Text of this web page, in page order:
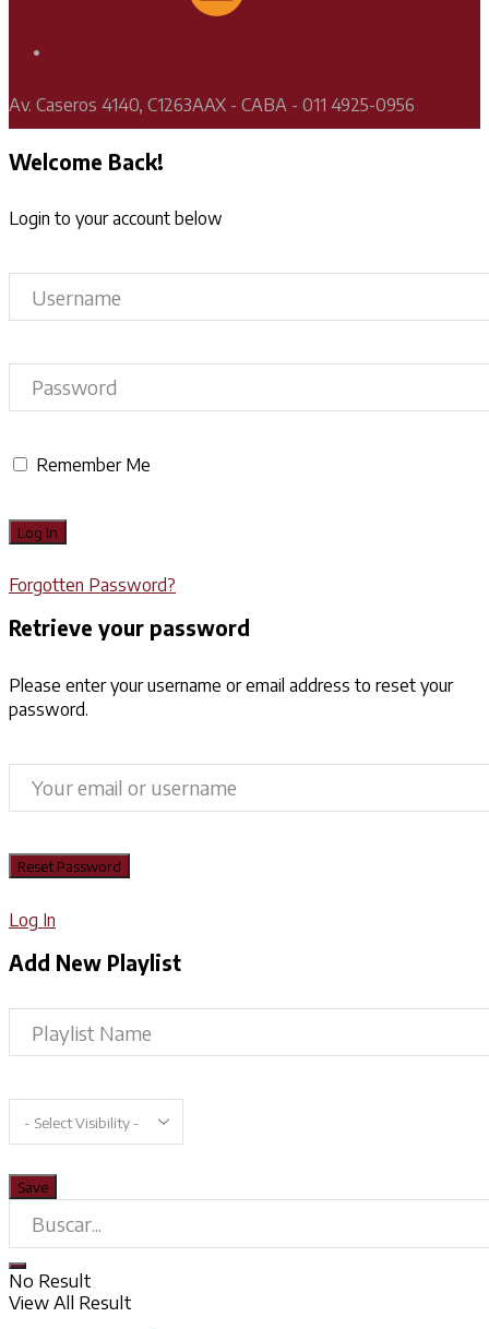
Av. Caseros 4140, C1263AAX - CABA - 011 4925-0956
Welcome Back!
Login to your account below
Remember Me
Forgotten Password?
Retrieve your password
Please enter your username or email address to reset your
password.
Log In
Add New Playlist
No Result
View All Result